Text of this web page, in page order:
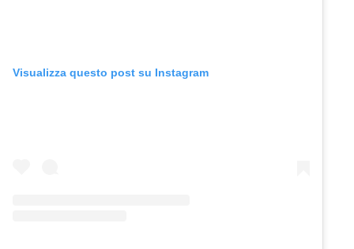
Visualizza questo post su Instagram